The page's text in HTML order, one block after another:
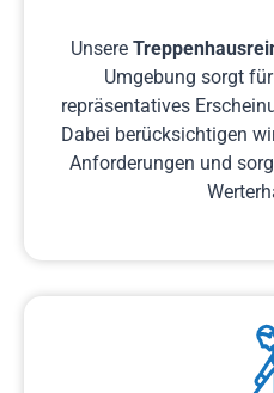
Unsere
Umgebung sorgt
repräsentatives
Dabei berücksichtigen
Anforderungen und